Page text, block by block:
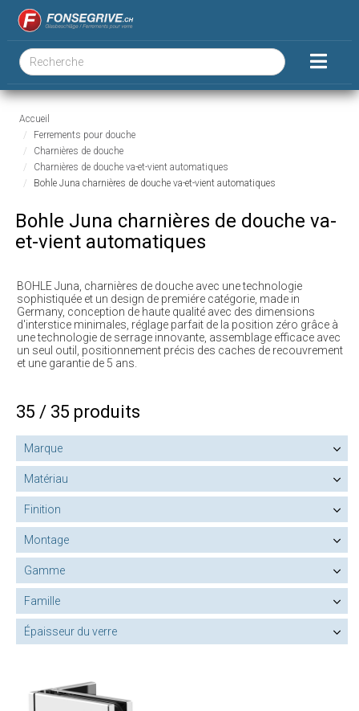
Accueil
Ferrements pour douche
Charnières de douche
Charnières de douche va-et-vient automatiques
Bohle Juna charnières de douche va-et-vient automatiques
Bohle Juna charnières de douche va-
et-vient automatiques
BOHLE Juna, charnières de douche avec une technologie
sophistiquée et un design de premiére catégorie, made in
Germany, conception de haute qualité avec des dimensions
d'interstice minimales, réglage parfait de la position zéro grâce à
une technologie de serrage innovante, assemblage efficace avec
un seul outil, positionnement précis des caches de recouvrement
et une garantie de 5 ans.
35 / 35 produits
Marque
Matériau
Finition
Montage
Gamme
Famille
Épaisseur du verre